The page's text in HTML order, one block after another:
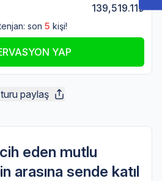
139,519.11₺
son 5 kişi!
YAP
paylaş
eden mutlu
arasına sende katıl